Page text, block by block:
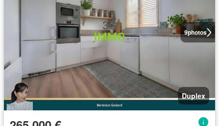
9photos
Duplex